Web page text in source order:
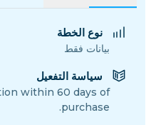
نوع الخطة
بيانات فقط
سياسة التفعيل
within 60 days of
purchase.